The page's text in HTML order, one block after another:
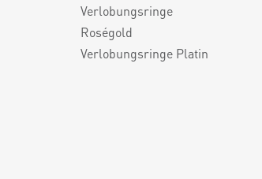
Verlobungsringe
Roségold
Verlobungsringe Platin